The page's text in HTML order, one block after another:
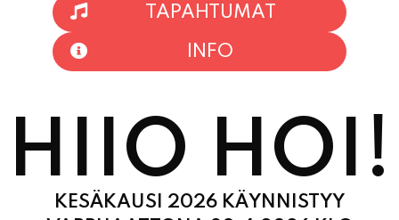
HIIO HOI!
KESÄKAUSI 2026 KÄYNNISTYY
VAPPUAATTONA 30.4.2026 KLO
14:00! TARJOLLA ON KESÄN 2025
SUOSITUIMMAT PIZZAT